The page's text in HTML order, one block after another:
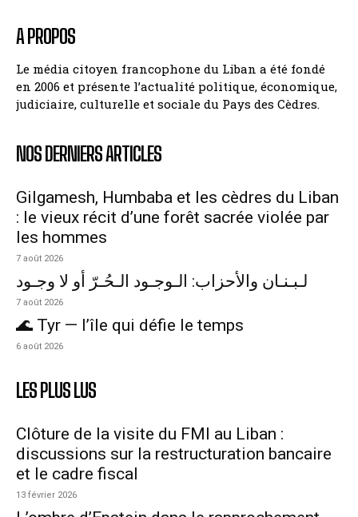
A PROPOS
Le média citoyen francophone du Liban a été fondé
en 2006 et présente l’actualité politique, économique,
judiciaire, culturelle et sociale du Pays des Cèdres.
NOS DERNIERS ARTICLES
Gilgamesh, Humbaba et les cèdres du Liban
: le vieux récit d’une forêt sacrée violée par
les hommes
7 août 2026
لـبـنـان والأحزاب: الـوجـود الـحُـرّ أو لا وجـود
7 août 2026
🌊 Tyr — l’île qui défie le temps
6 août 2026
LES PLUS LUS
Clôture de la visite du FMI au Liban :
discussions sur la restructuration bancaire
et le cadre fiscal
13 février 2026